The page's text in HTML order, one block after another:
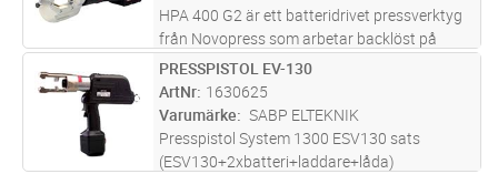
HPA 400 G2 är ett batteridrivet pressverktyg
från Novopress som arbetar backlöst på
koppar och aluminiumkabelskor. Kabelskor
och skarvhylsor pressas med samma backar
från 16-400 mm² Cu & 50-400 mm² A
mer
ST Lägg i kundvagn
PRESSPISTOL EV-130
ArtNr 1630625
Varumärke
SABP ELTEKNIK
Presspistol System 1300 ESV130 sats
(ESV130+2xbatteri+laddare+låda)